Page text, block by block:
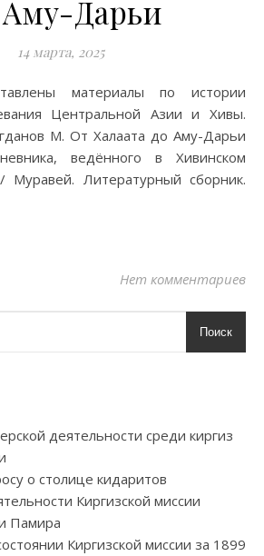
Дарьи
14 марта, 2025
Центральной Азии и Хивы.
М. От Халаата до Аму-Дарьи
ведённого в Хивинском
Литературный сборник.
Нет комментариев
Поиск
деятельности среди киргиз
о столице кидаритов
Киргизской миссии
Памира
Киргизской миссии за 1899